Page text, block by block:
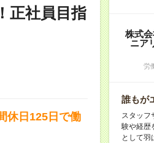
正社員目指
休日125日で働
株式
ニア
労
誰もが
スタッフ
験や経歴
として羽